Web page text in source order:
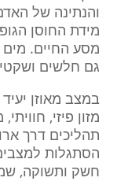
והנתינה של
מידת החוסן
מסע החיים. מים
גם חלשים
במצב מאוזן
מזון פיזי,
תהליכים דרך
הסתגלות
חשק ותשוקה,